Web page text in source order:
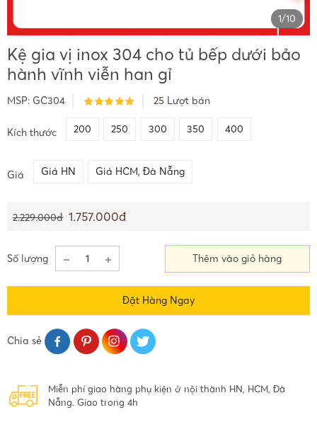
1/10
Kệ gia vị inox 304 cho tủ bếp dưới bảo
hành vĩnh viễn han gỉ
MSP: GC304 25 Lượt bán
Kích thước 200 250 300 350 400
Giá Giá HN Giá HCM, Đà Nẵng
2.229.000đ 1.757.000đ
Số lượng Thêm vào giỏ hàng
Đặt Hàng Ngay
Chia sẻ
Miễn phí giao hàng phụ kiện ở nội thành HN, HCM, Đà
Nẵng. Giao trong 4h